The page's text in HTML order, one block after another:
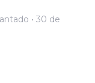
30 de